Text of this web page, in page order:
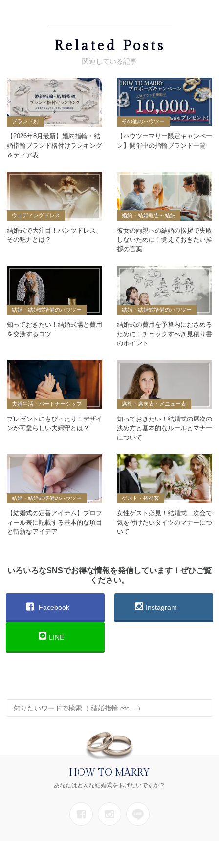
Related Posts
ブランド別
【2026年8月最新】婚約指輪・結
婚指輪ブランド格付けランキング
＆ティア表
その他のハウツー
【ハウツーマリー限定キャンペー
ン】開催中の指輪ブランド一覧
ウェディングドレス
結婚式で大注目！パンツドレス、
その魅力とは？
婚約・結婚報告～結納
彼女の両親への結婚の挨拶で失敗
しないために！覚えておきたい挨
拶の言葉
結婚・結婚式準備のハウツー
知っておきたい！結婚式場と費用
を交渉するコツ
結婚・結婚式準備のハウツー
結婚式の費用を予算内におさめる
ために！チェックすべき見積り書
のポイント
夫婦生活・パートナーシップ
プレゼントにもぴったり！デザイ
ンが可愛らしい夫婦守とは？
席札・席次表・メニュー表
知っておきたい！結婚式の席次の
決め方と基本的なルールとマナー
について
結婚・結婚式準備のハウツー
【結婚式の定番アイテム】プロフ
ィール表に記載する基本的な項目
と斬新なアイデア
ゲスト・招待客
女性ゲスト必見！結婚式二次会で
気を付けたいタイツのマナーにつ
いて
いろいろなSNSでお得な情報を発信しています！ぜひご覧
ください。
Facebook Instagram
LINE
HOW TO MARRY
あなたはどんな結婚式をあげたいですか？